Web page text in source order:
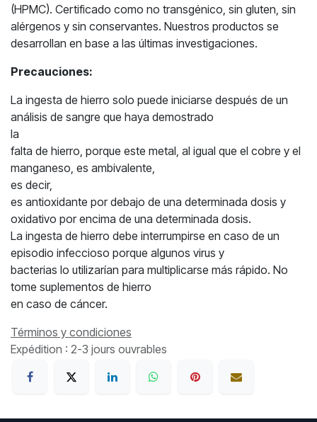
(HPMC). Certificado como no transgénico, sin gluten, sin
alérgenos y sin conservantes. Nuestros productos se
desarrollan en base a las últimas investigaciones.
Precauciones:
La ingesta de hierro solo puede iniciarse después de un
análisis de sangre que haya demostrado
la
falta de hierro, porque este metal, al igual que el cobre y el
manganeso, es ambivalente,
es decir,
es antioxidante por debajo de una determinada dosis y
oxidativo por encima de una determinada dosis.
La ingesta de hierro debe interrumpirse en caso de un
episodio infeccioso porque algunos virus y
bacterias lo utilizarían para multiplicarse más rápido. No
tome suplementos de hierro
en caso de cáncer.
Términos y condiciones
Expédition : 2-3 jours ouvrables